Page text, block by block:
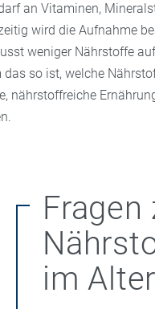
an Vitaminen,
wird die Aufnahme
weniger Nährstoffe
das so ist, welche
nährstoffreiche
Fragen
im